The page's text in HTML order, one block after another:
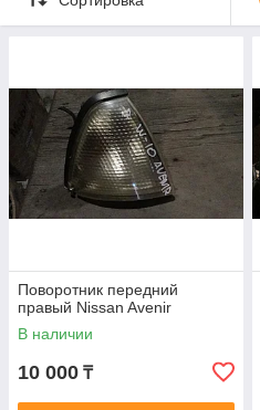
Поворотник передний
правый Nissan Avenir
В наличии
10 000 ₸